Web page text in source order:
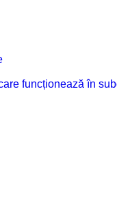
funcționează în